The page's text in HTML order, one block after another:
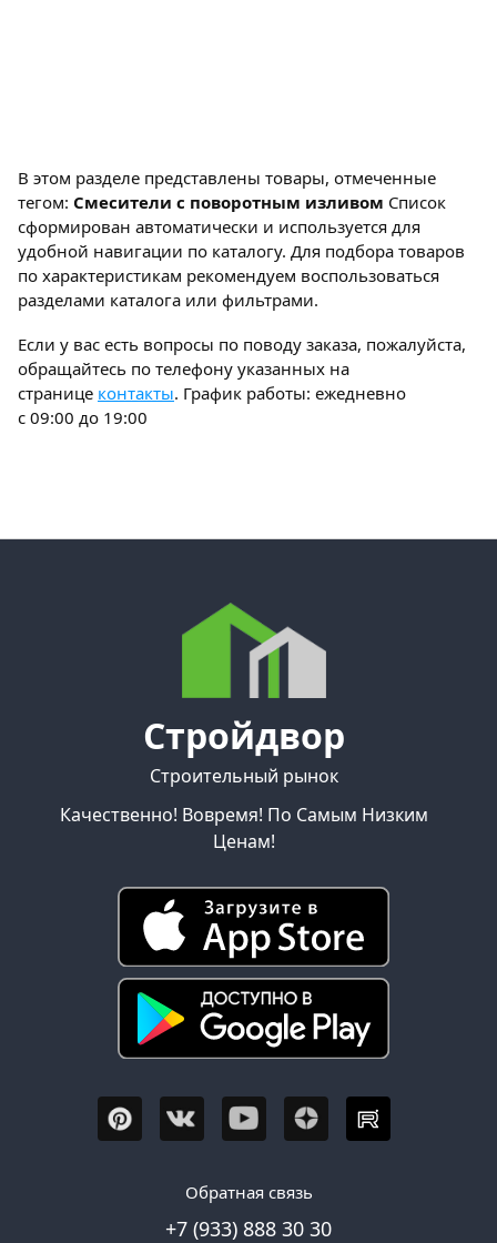
В этом разделе представлены товары, отмеченные
тегом: Смесители с поворотным изливом Список
сформирован автоматически и используется для
удобной навигации по каталогу. Для подбора товаров
по характеристикам рекомендуем воспользоваться
разделами каталога или фильтрами.
Если у вас есть вопросы по поводу заказа, пожалуйста,
обращайтесь по телефону указанных на
странице контакты. График работы: ежедневно
с 09:00 до 19:00
Стройдвор
Строительный рынок
Качественно! Вовремя! По Самым Низким
Ценам!
Обратная связь
+7 (933) 888 30 30